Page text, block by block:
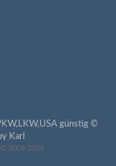
günstig ©
Karl
2009-2026